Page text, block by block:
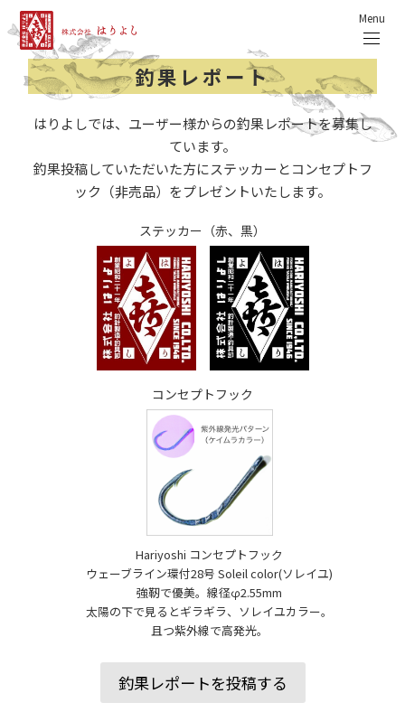
Menu
釣果レポート
はりよしでは、ユーザー様からの釣果レポートを募集し
ています。
釣果投稿していただいた方にステッカーとコンセプトフ
ック（非売品）をプレゼントいたします。
ステッカー（赤、黒）
コンセプトフック
Hariyoshi コンセプトフック
ウェーブライン環付28号 Soleil color(ソレイユ)
強靭で優美。線径φ2.55mm
太陽の下で見るとギラギラ、ソレイユカラー。
且つ紫外線で高発光。
釣果レポートを投稿する